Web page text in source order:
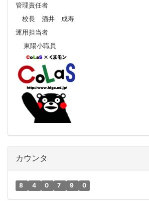
管理責任者
校長 酒井 成寿
運用担当者
東陽小職員
カウンタ
8 4 0 7 9 0